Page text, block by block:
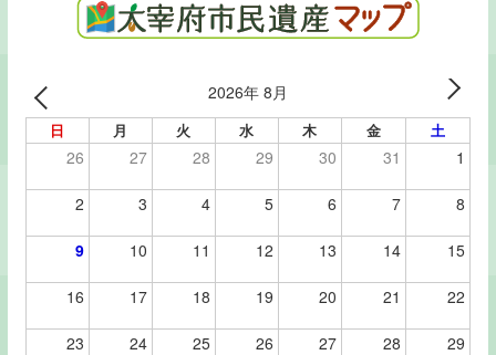
2026年 8月
日 月 火 水 木 金 土
26 27 28 29 30 31 1
2 3 4 5 6 7 8
9 10 11 12 13 14 15
16 17 18 19 20 21 22
23 24 25 26 27 28 29